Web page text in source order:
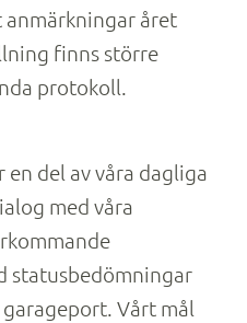
året
finns större
protokoll.
del av våra dagliga
med våra
statusbedömningar
Vårt mål